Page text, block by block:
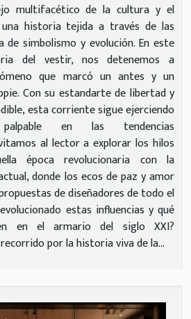
multifacético de la cultura y el
historia tejida a través de las
de simbolismo y evolución. En este
del vestir, nos detenemos a
que marcó un antes y un
Con su estandarte de libertad y
esta corriente sigue ejerciendo
en las tendencias
al lector a explorar los hilos
época revolucionaria con la
donde los ecos de paz y amor
de diseñadores de todo el
estas influencias y qué
en el armario del siglo XXI?
por la historia viva de la...